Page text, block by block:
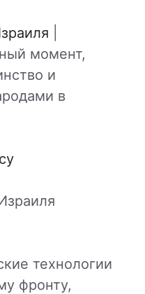
момент,
и
в
технологии
фронту,